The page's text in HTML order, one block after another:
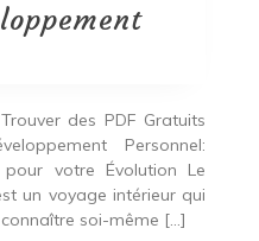
des PDF Gratuits
Personnel:
votre Évolution Le
un voyage intérieur qui
soi-même […]